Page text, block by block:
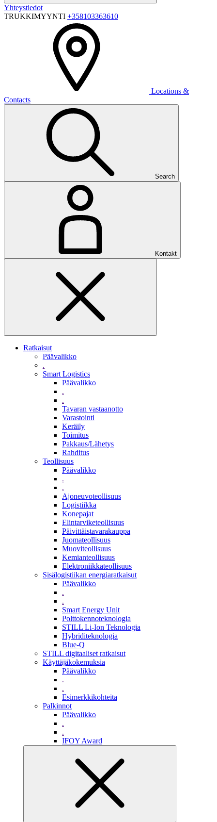
Yhteystiedot
TRUKKIMYYNTI +358103363610
Locations &
Contacts
Search
Kontakt
Ratkaisut
Päävalikko
.
Smart Logistics
Päävalikko
.
.
Tavaran vastaanotto
Varastointi
Keräily
Toimitus
Pakkaus/Lähetys
Rahditus
Teollisuus
Päävalikko
.
.
Ajoneuvoteollisuus
Logistiikka
Konepajat
Elintarviketeollisuus
Päivittäistavarakauppa
Juomateollisuus
Muoviteollisuus
Kemianteollisuus
Elektroniikkateollisuus
Sisälogistiikan energiaratkaisut
Päävalikko
.
.
Smart Energy Unit
Polttokennoteknologia
STILL Li-Ion Teknologia
Hybriditeknologia
Blue-Q
STILL digitaaliset ratkaisut
Käyttäjäkokemuksia
Päävalikko
.
.
Esimerkkikohteita
Palkinnot
Päävalikko
.
.
IFOY Award